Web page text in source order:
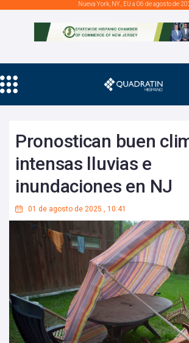
Nueva York, NY., EU a 06 de agosto de
Pronostican buen
intensas lluvias e
inundaciones en NJ
01 de agosto de 2025 , 10:41